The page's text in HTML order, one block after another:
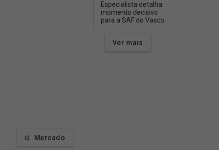
Mercado
Especialista detalha
momento decisivo
para a SAF do Vasco
Ver mais